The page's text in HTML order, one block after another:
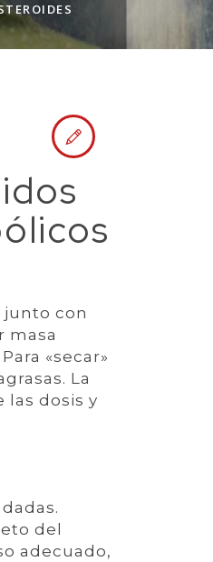
junto con
masa
«secar»
La
dosis y
del
adecuado,